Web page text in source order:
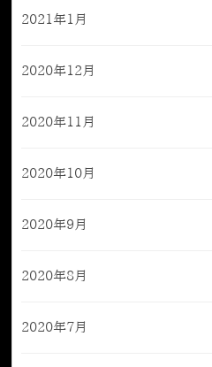
2021年1月
2020年12月
2020年11月
2020年10月
2020年9月
2020年8月
2020年7月